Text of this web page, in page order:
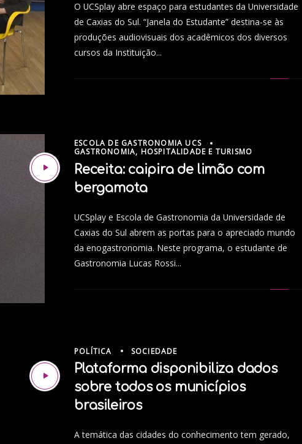
O UCSplay abre espaço para estudantes da Universidade
de Caxias do Sul. “Janela do Estudante” destina-se às
produções audiovisuais dos acadêmicos dos diversos
cursos da Instituição...
ESCOLA DE GASTRONOMIA UCS
GASTRONOMIA, HOSPITALIDADE E TURISMO
Receita: caipira de limão com
bergamota
UCSplay e Escola de Gastronomia da Universidade de
Caxias do Sul abrem as portas para o apreciado mundo
da enogastronomia. Neste programa, o estudante de
Gastronomia Lucas Rossi...
POLÍTICA SOCIEDADE
Plataforma disponibiliza dados
sobre todos os municípios
brasileiros
A temática das cidades do conhecimento tem gerado,